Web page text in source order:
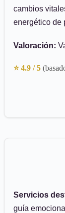
cambios
energético de
Valoración:
⭐ 4.9 / 5
Servicios
guía